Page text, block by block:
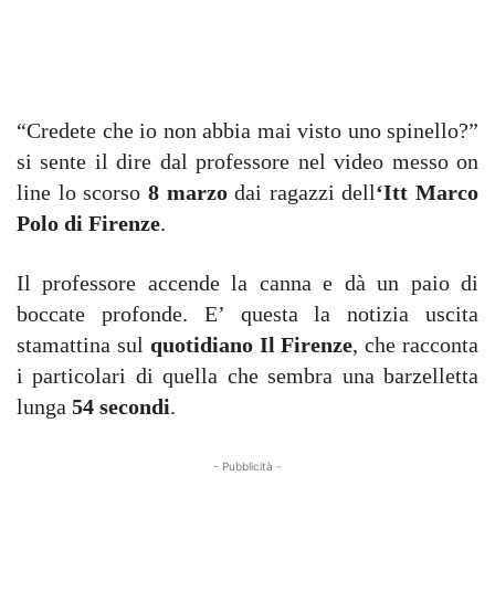
“Credete che io non abbia mai visto uno spinello?”
si sente il dire dal professore nel video messo on
line lo scorso 8 marzodai ragazzi dell‘Itt Marco
Polo di Firenze.
Il professore accende la canna e dà un paio di
boccate profonde. E’ questa la notizia uscita
stamattina sul quotidiano Il Firenze, che racconta
i particolari di quella che sembra una barzelletta
lunga 54 secondi.
- Pubblicità -